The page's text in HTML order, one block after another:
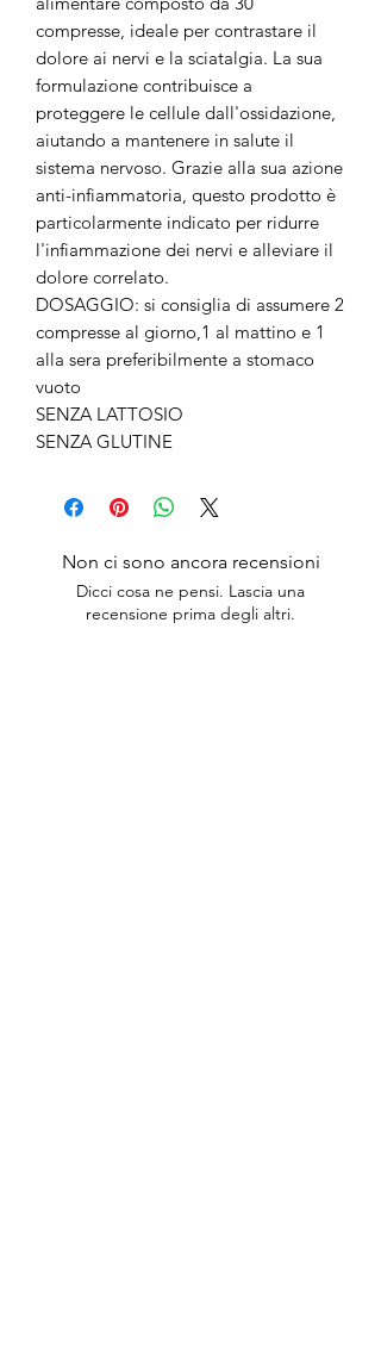
compresse, ideale per contrastare il
dolore ai nervi e la sciatalgia. La sua
formulazione contribuisce a
proteggere le cellule dall'ossidazione,
aiutando a mantenere in salute il
sistema nervoso. Grazie alla sua azione
anti-infiammatoria, questo prodotto è
particolarmente indicato per ridurre
l'infiammazione dei nervi e alleviare il
dolore correlato.
DOSAGGIO: si consiglia di assumere 2
compresse al giorno,1 al mattino e 1
alla sera preferibilmente a stomaco
vuoto
SENZA LATTOSIO
SENZA GLUTINE
Non ci sono ancora recensioni
Dicci cosa ne pensi. Lascia una
recensione prima degli altri.